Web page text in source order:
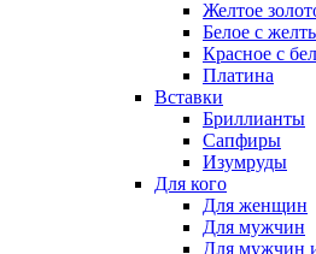
Желтое
Белое с
Красное с
Платина
Вставки
Бриллианты
Сапфиры
Изумруды
Для кого
Для женщин
Для мужчин
Для мужчин